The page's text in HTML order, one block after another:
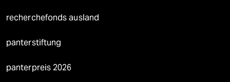
recherchefonds ausland
panterstiftung
panterpreis 2026